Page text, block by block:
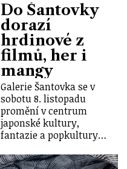
Do Šantovky
dorazí
hrdinové z
filmů, her i
mangy
Galerie Šantovka se v
sobotu 8. listopadu
promění v centrum
japonské kultury,
fantazie a popkultury…